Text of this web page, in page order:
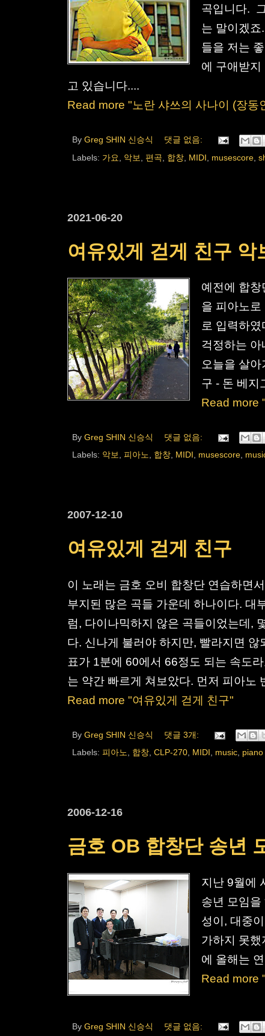
곡입니다.
는 말이겠
들을 저는
에 구애받
고 있습니다....
Read more "노란 샤쓰의 사나이 (장동
By Greg SHIN 신승식
댓글 없음:
Labels: 가요 악보 편곡 합창 MIDI musescore
2021-06-20
여유있게 걷게 친구 악
예전에 합
을 피아노
로 입력하였
걱정하는
오늘을 살
구 - 돈 베지
Read more
By Greg SHIN 신승식
댓글 없음:
Labels: 악보, 피아노, 합창, MIDI, musescore,
2007-12-10
여유있게 걷게 친구
이 노래는 금호 오비 합창단 연습하면
부지된 많은 곡들 가운데 하나이다. 대
럼, 다이나믹하지 않은 곡들이었는데,
다. 신나게 불러야 하지만, 빨라지면
표가 1분에 60에서 66정도 되는 속도
는 약간 빠르게 쳐보았다. 먼저 피아노
Read more "여유있게 걷게 친구"
By Greg SHIN 신승식
댓글 3개:
Labels: 피아노, 합창, CLP-270, MIDI, music, piano
2006-12-16
금호 OB 합창단 송년
지난 9월에
송년 모임
성이, 대중
가하지 못
에 올해는
Read more
By Greg SHIN 신승식 댓글 없음: